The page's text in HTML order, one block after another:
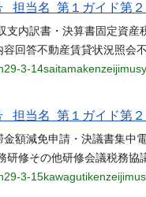
担当名 第１ガイド第
内訳書・決算書固定資産
回答不動産賃貸状況照会不
3-
担当名 第１ガイド第
額減免申請・決議書集中
研修その他研修会議税務協
3-